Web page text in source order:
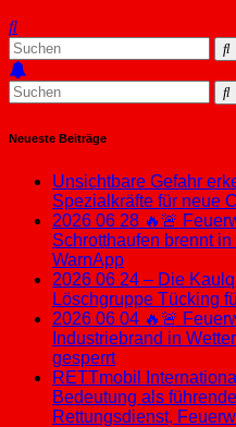
Neueste Beiträge
Unsichtbare Gefahr
Spezialkräfte für neue
2026 06 28 🔥🚨
Schrotthaufen brennt
WarnApp
2026 06 24 – Die
Löschgruppe Tücking
2026 06 04 🔥🚨
Industriebrand in
gesperrt
RETTmobil
Bedeutung als
Rettungsdienst,